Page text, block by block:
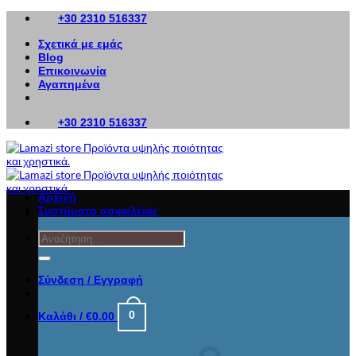
Μετάβαση
περιεχόμενο
+30 2310 516337
Σχετικά με εμάς
Blog
Επικοινωνία
Αγαπημένα
+30 2310 516337
Αναζήτηση
για:
Σύνδεση / Εγγραφή
Καλάθι / €0.00 0
Αρχική
Συστήματα ασφαλείας